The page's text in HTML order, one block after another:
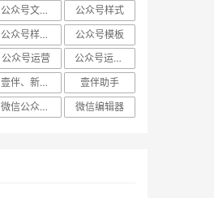
公众号文章、公众号运营
公众号样式
公众号样式，微信编辑器
公众号模板
公众号运营
公众号运营，公众号编辑器
壹伴、新媒体运营
壹伴助手
微信公众号，样式模板、公众号样式 微信编辑器